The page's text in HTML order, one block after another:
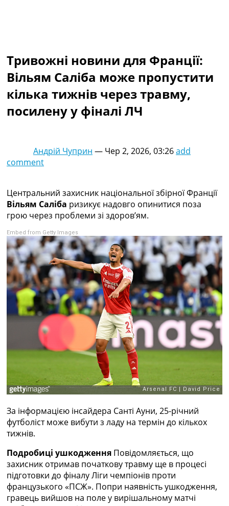
Україна. Перша Ліга
Ліга Чемпіонів
Англія. Прем’єр-Ліга
Іспанія. Ла Ліга
Ще Турніри >>>
Таблиці
Чемпіонат Світу. Турнирні таблиці
Таблиця АПЛ
Всі таблиці >>>
Рейтинги
Рейтинг країн УЄФА
Рейтинг клубів УЄФА
Рейтинг ФІФА
Телепрограма
RU
UA
Categories
Головна
Новини футболу
Відео
Новини футболу України
Футбольні трансфери
Останні коментарі
Конкурс прогнозів
Рейтінги
Правила
Чемпіонат Світу
Україна. Прем’єр-Ліга
Україна. Перша Ліга
Ліга Чемпіонів
Англія. Прем’єр-Ліга
Тривожні новини для Франції:
Вільям Саліба може пропустити
кілька тижнів через травму,
посилену у фіналі ЛЧ
Андрій Чуприн — Чер 2, 2026, 03:26add
comment
Центральний захисник національної збірної Франції
Вільям Саліба ризикує надовго опинитися поза
грою через проблеми зі здоров’ям.
Embed from Getty Images
За інформацією інсайдера Санті Ауни, 25-річний
футболіст може вибути з ладу на термін до кількох
тижнів.
Подробиці ушкодження Повідомляється, що
захисник отримав початкову травму ще в процесі
підготовки до фіналу Ліги чемпіонів проти
французького «ПСЖ». Попри наявність ушкодження,
гравець вийшов на поле у вирішальному матчі